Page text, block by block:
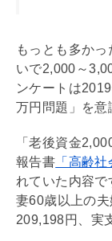
もっとも多か
いで2,000～
ンケートは
万円問題」を意
「老後資金
報告書 「高齢
れていた内容で
妻60歳以上の
209,198円、実